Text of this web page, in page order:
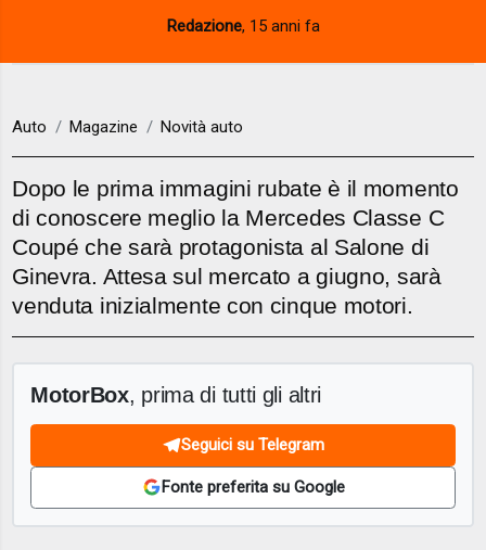
Redazione, 15 anni fa
Auto Magazine Novità auto
Dopo le prima immagini rubate è il momento
di conoscere meglio la Mercedes Classe C
Coupé che sarà protagonista al Salone di
Ginevra. Attesa sul mercato a giugno, sarà
venduta inizialmente con cinque motori.
MotorBox, prima di tutti gli altri
Seguici su Telegram
Fonte preferita su Google